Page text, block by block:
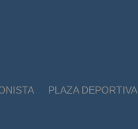
PLAZA DEPORTIVA